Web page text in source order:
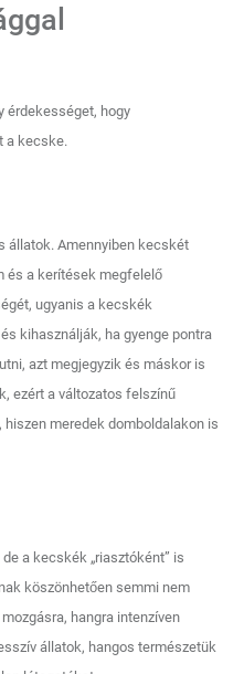
érdekességet, hogy
a kecske.
állatok. Amennyiben kecskét
és a kerítések megfelelő
ugyanis a kecskék
kihasználják, ha gyenge pontra
azt megjegyzik és máskor is
ezért a változatos felszínű
meredek domboldalakon is
a kecskék „riasztóként” is
köszönhetően semmi nem
hangra intenzíven
állatok, hangos természetük